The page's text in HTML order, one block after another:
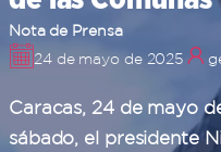
Nota de Prensa
24 de mayo de 2025
Caracas, 24 de mayo
sábado, el presidente